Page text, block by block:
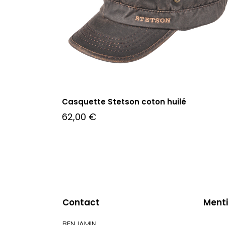
Casquette Stetson coton huilé
62,00 €
Contact